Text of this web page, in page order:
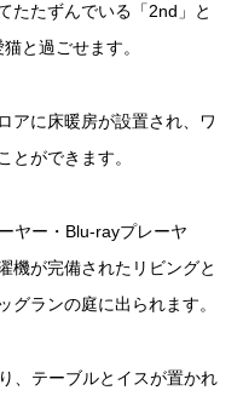
たたずんでいる「2nd」と
と過ごせます。
アに床暖房が設置され、ワ
とができます。
ヤー・Blu-rayプレーヤ
機が完備されたリビングと
グランの庭に出られます。
、テーブルとイスが置かれ